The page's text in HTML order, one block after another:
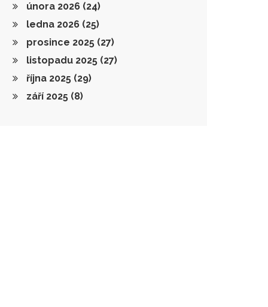
února 2026 (24)
ledna 2026 (25)
prosince 2025 (27)
listopadu 2025 (27)
října 2025 (29)
září 2025 (8)